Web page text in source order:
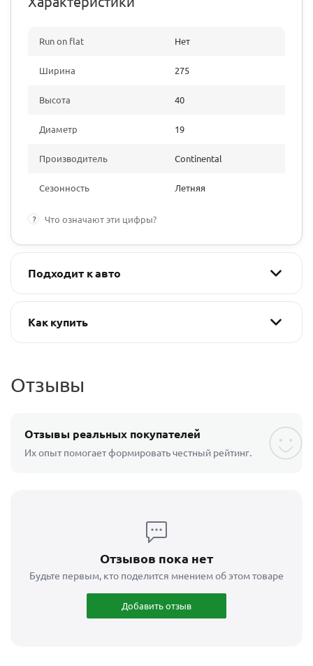
Run on flat Нет
Ширина 275
Высота 40
Диаметр 19
Производитель Continental
Сезонность Летняя
? Что означают эти цифры?
Подходит к авто
Как купить
Отзывы
Отзывы реальных покупателей
Их опыт помогает формировать честный рейтинг.
Отзывов пока нет
Будьте первым, кто поделится мнением об этом товаре
Добавить отзыв